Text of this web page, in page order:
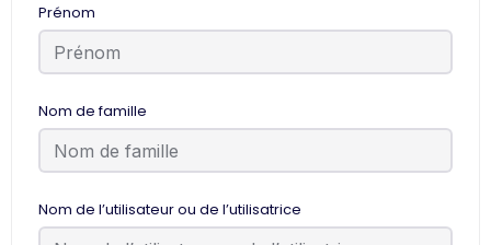
Prénom
Nom de famille
Nom de l’utilisateur ou de l’utilisatrice